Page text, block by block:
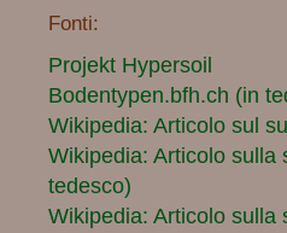
Fonti:
Projekt Hypersoil
Bodentypen.bfh.ch (in
Wikipedia: Articolo sul
Wikipedia: Articolo sulla
tedesco)
Wikipedia: Articolo sulla